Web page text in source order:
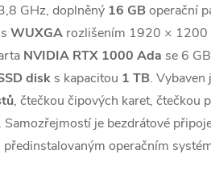
GHz, doplněný 16 GB operační
WUXGA rozlišením 1920 × 1200
NVIDIA RTX 1000 Ada se 6
disk s kapacitou 1 TB. Vybaven
, čtečkou čipových karet, čtečkou
Samozřejmostí je bezdrátové
předinstalovaným operačním